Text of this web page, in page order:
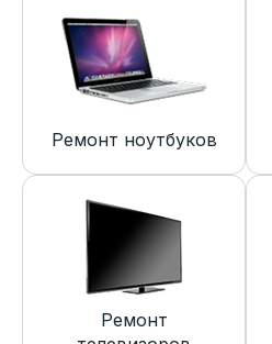
Ремонт ноутбуков
Ремонт